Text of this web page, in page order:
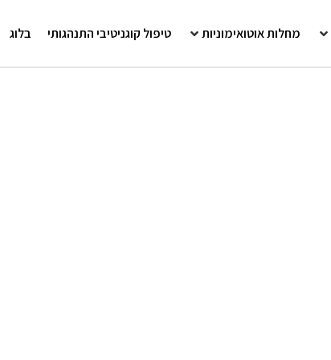
מחלות אוטואימוניות טיפול קוגניטיבי התנהגותי בלוג